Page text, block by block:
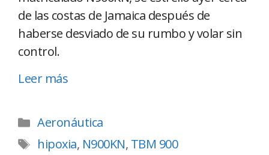
de las costas de Jamaica después de
haberse desviado de su rumbo y volar sin
control.
Leer más
Aeronáutica
hipoxia, N900KN, TBM 900